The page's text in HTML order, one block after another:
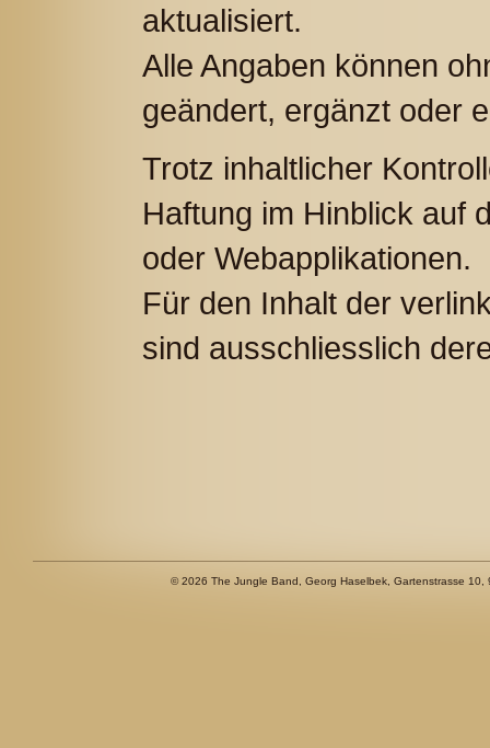
aktualisiert.
Alle Angaben können
geändert, ergänzt oder
Trotz inhaltlicher
Haftung im Hinblick auf
oder Webapplikationen.
Für den Inhalt der
sind ausschliesslich
©2026 The Jungle Band, Georg Haselbek, Gartenstrasse